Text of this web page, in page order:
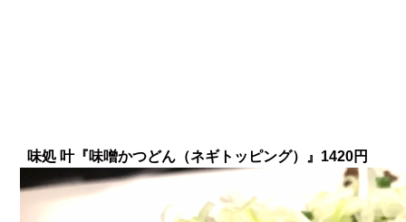
味処 叶『味噌かつどん（ネギトッピング）』1420円